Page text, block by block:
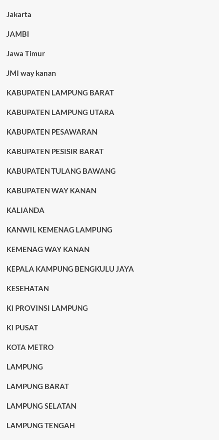
Jakarta
JAMBI
Jawa Timur
JMI way kanan
KABUPATEN LAMPUNG BARAT
KABUPATEN LAMPUNG UTARA
KABUPATEN PESAWARAN
KABUPATEN PESISIR BARAT
KABUPATEN TULANG BAWANG
KABUPATEN WAY KANAN
KALIANDA
KANWIL KEMENAG LAMPUNG
KEMENAG WAY KANAN
KEPALA KAMPUNG BENGKULU JAYA
KESEHATAN
KI PROVINSI LAMPUNG
KI PUSAT
KOTA METRO
LAMPUNG
LAMPUNG BARAT
LAMPUNG SELATAN
LAMPUNG TENGAH